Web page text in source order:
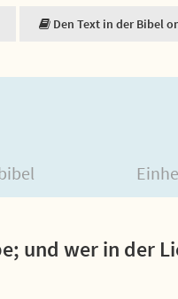
Den Text in der Bibel
und wer in der